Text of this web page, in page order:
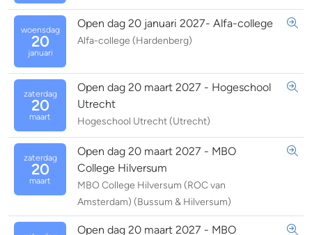
woensdag
20
januari
Open dag 20 januari 2027- Alfa-college
Alfa-college (Hardenberg)
zaterdag
20
maart
Open dag 20 maart 2027 - Hogeschool
Utrecht
Hogeschool Utrecht (Utrecht)
zaterdag
20
maart
Open dag 20 maart 2027 - MBO
College Hilversum
MBO College Hilversum (ROC van
Amsterdam) (Bussum & Hilversum)
Open dag 20 maart 2027 - MBO